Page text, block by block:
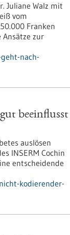
Juliane Walz mit
vom
Franken
zur
nach-
beeinflusst
auslösen
INSERM Cochin
entscheidende
kodierender-